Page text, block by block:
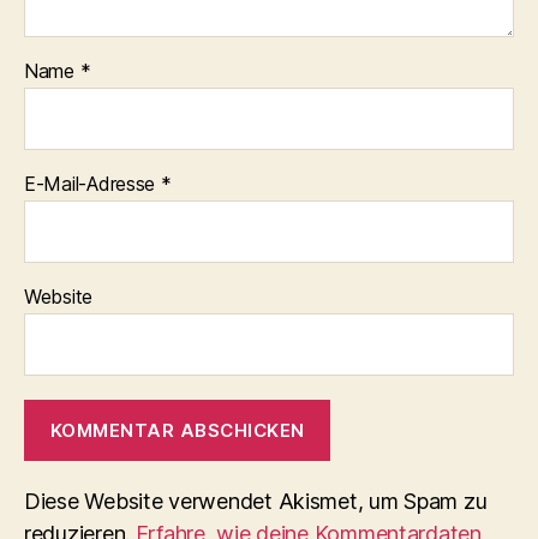
Name *
E-Mail-Adresse *
Website
Diese Website verwendet Akismet, um Spam zu
reduzieren. Erfahre, wie deine Kommentardaten